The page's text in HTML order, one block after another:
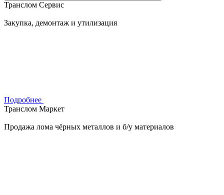
Транслом Сервис
Закупка, демонтаж и утилизация
Подробнее
Транслом Маркет
Продажа лома чёрных металлов и б/у материалов